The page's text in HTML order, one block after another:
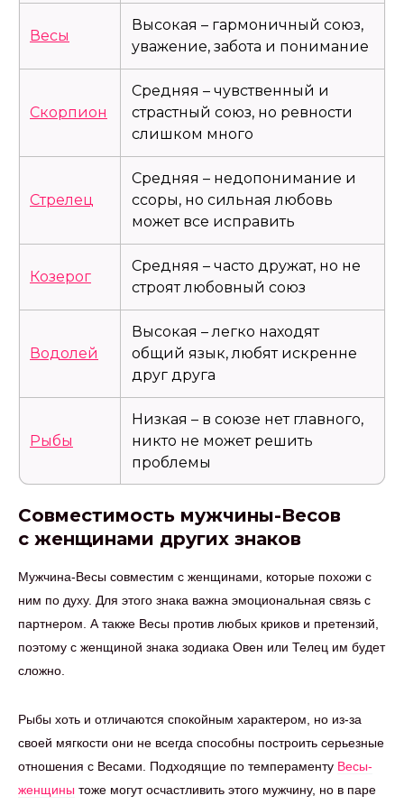
Весы
Высокая – гармоничный союз,
уважение, забота и понимание
Скорпион
Средняя – чувственный и
страстный союз, но ревности
слишком много
Стрелец
Средняя – недопонимание и
ссоры, но сильная любовь
может все исправить
Козерог
Средняя – часто дружат, но не
строят любовный союз
Водолей
Высокая – легко находят
общий язык, любят искренне
друг друга
Рыбы
Низкая – в союзе нет главного,
никто не может решить
проблемы
Совместимость мужчины-Весов
с женщинами других знаков
Мужчина-Весы совместим с женщинами, которые похожи с
ним по духу. Для этого знака важна эмоциональная связь с
партнером. А также Весы против любых криков и претензий,
поэтому с женщиной знака зодиака Овен или Телец им будет
сложно.
Рыбы хоть и отличаются спокойным характером, но из-за
своей мягкости они не всегда способны построить серьезные
отношения с Весами. Подходящие по темпераменту Весы-
женщины тоже могут осчастливить этого мужчину, но в паре